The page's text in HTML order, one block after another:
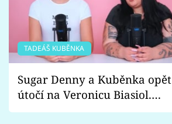
TADEÁŠ KUBĚNKA
Sugar Denny a Kuběnka opět
útočí na Veronicu Biasiol.
Proč je podle nich falešná a